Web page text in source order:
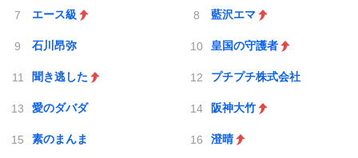
エース級 藍沢エマ
石川昂弥 皇国の守護者
聞き逃した プチプチ株式会社
愛のダバダ 阪神大竹
素のまんま 澄晴